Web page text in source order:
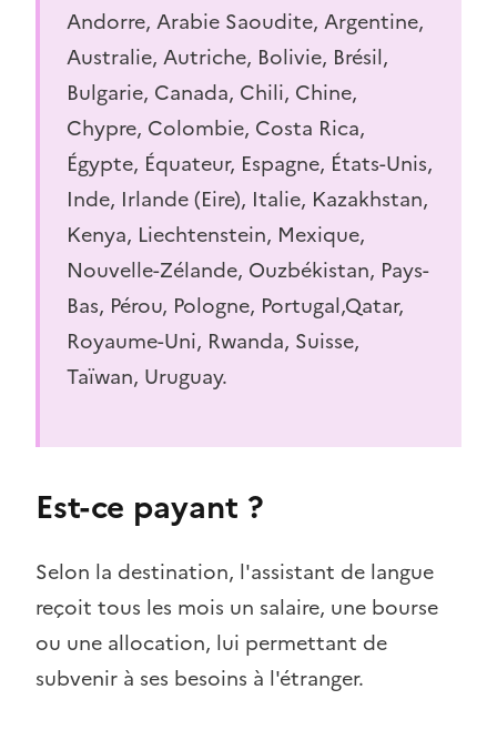
Andorre, Arabie Saoudite, Argentine,
Australie, Autriche, Bolivie, Brésil,
Bulgarie, Canada, Chili, Chine,
Chypre, Colombie, Costa Rica,
Égypte, Équateur, Espagne, États-Unis,
Inde, Irlande (Eire), Italie, Kazakhstan,
Kenya, Liechtenstein, Mexique,
Nouvelle-Zélande, Ouzbékistan, Pays-
Bas, Pérou, Pologne, Portugal,Qatar,
Royaume-Uni, Rwanda, Suisse,
Taïwan, Uruguay.
Est-ce payant ?
Selon la destination, l'assistant de langue
reçoit tous les mois un salaire, une bourse
ou une allocation, lui permettant de
subvenir à ses besoins à l'étranger.